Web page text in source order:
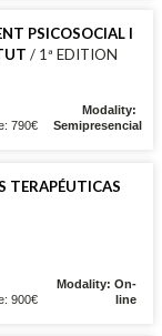
PSICOSOCIAL I
/ 1ª EDITION
790€
Modality:
Semipresencial
TERAPÉUTICAS
900€
Modality: On-
line